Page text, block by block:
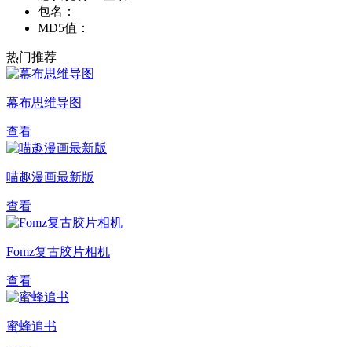
包名：
MD5值：
热门推荐
幕布思维导图
查看
喵趣漫画最新版
查看
Fomz复古胶片相机
查看
蜜蜂追书